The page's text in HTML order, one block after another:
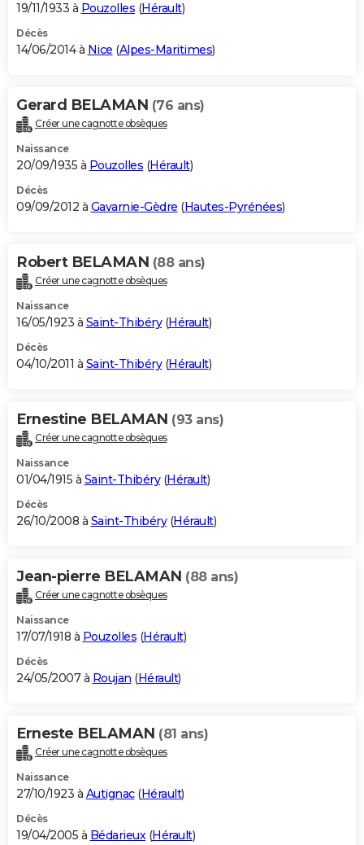
19/11/1933 à Pouzolles (Hérault)
Décès
14/06/2014 à Nice (Alpes-Maritimes)
Gerard BELAMAN (76 ans)
Créer une cagnotte obsèques
Naissance
20/09/1935 à Pouzolles (Hérault)
Décès
09/09/2012 à Gavarnie-Gèdre (Hautes-Pyrénées)
Robert BELAMAN (88 ans)
Créer une cagnotte obsèques
Naissance
16/05/1923 à Saint-Thibéry(Hérault)
Décès
04/10/2011 à Saint-Thibéry(Hérault)
Ernestine BELAMAN (93 ans)
Créer une cagnotte obsèques
Naissance
01/04/1915 à Saint-Thibéry(Hérault)
Décès
26/10/2008 à Saint-Thibéry(Hérault)
Jean-pierre BELAMAN (88 ans)
Créer une cagnotte obsèques
Naissance
17/07/1918 à Pouzolles (Hérault)
Décès
24/05/2007 à Roujan (Hérault)
Erneste BELAMAN (81 ans)
Créer une cagnotte obsèques
Naissance
27/10/1923 à Autignac(Hérault)
Décès
19/04/2005 à Bédarieux(Hérault)